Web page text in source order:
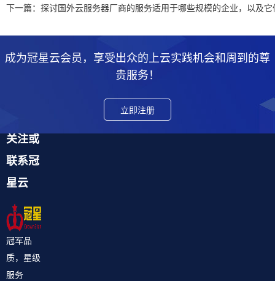
成为冠星云会员，享受出众的上云实践机会和周到的尊
贵服务！
立即注册
关注或
联系冠
星云
冠军品
质，星级
服务